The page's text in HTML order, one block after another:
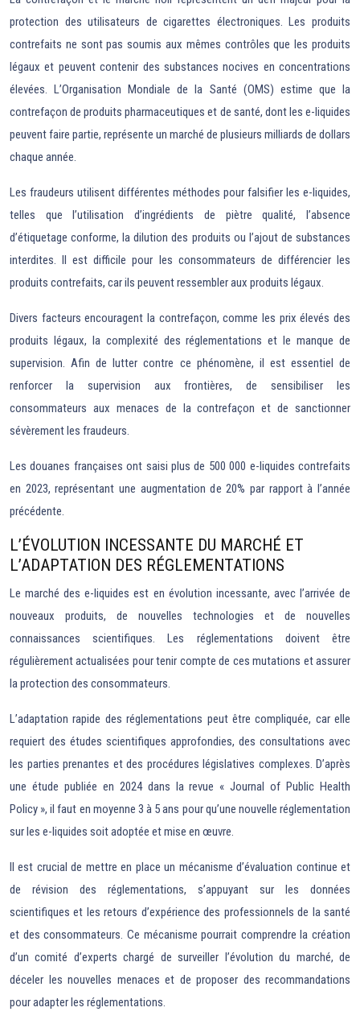
protection des utilisateurs de cigarettes électroniques. Les produits
contrefaits ne sont pas soumis aux mêmes contrôles que les produits
légaux et peuvent contenir des substances nocives en concentrations
élevées. L’Organisation Mondiale de la Santé (OMS) estime que la
contrefaçon de produits pharmaceutiques et de santé, dont les e-liquides
peuvent faire partie, représente un marché de plusieurs milliards de dollars
chaque année.
Les fraudeurs utilisent différentes méthodes pour falsifier les e-liquides,
telles que l’utilisation d’ingrédients de piètre qualité, l’absence
d’étiquetage conforme, la dilution des produits ou l’ajout de substances
interdites. Il est difficile pour les consommateurs de différencier les
produits contrefaits, car ils peuvent ressembler aux produits légaux.
Divers facteurs encouragent la contrefaçon, comme les prix élevés des
produits légaux, la complexité des réglementations et le manque de
supervision. Afin de lutter contre ce phénomène, il est essentiel de
renforcer la supervision aux frontières, de sensibiliser les
consommateurs aux menaces de la contrefaçon et de sanctionner
sévèrement les fraudeurs.
Les douanes françaises ont saisi plus de 500 000 e-liquides contrefaits
en 2023, représentant une augmentation de 20% par rapport à l’année
précédente.
L’ÉVOLUTION INCESSANTE DU MARCHÉ ET
L’ADAPTATION DES RÉGLEMENTATIONS
Le marché des e-liquides est en évolution incessante, avec l’arrivée de
nouveaux produits, de nouvelles technologies et de nouvelles
connaissances scientifiques. Les réglementations doivent être
régulièrement actualisées pour tenir compte de ces mutations et assurer
la protection des consommateurs.
L’adaptation rapide des réglementations peut être compliquée, car elle
requiert des études scientifiques approfondies, des consultations avec
les parties prenantes et des procédures législatives complexes. D’après
une étude publiée en 2024 dans la revue « Journal of Public Health
Policy », il faut en moyenne 3 à 5 ans pour qu’une nouvelle réglementation
sur les e-liquides soit adoptée et mise en œuvre.
Il est crucial de mettre en place un mécanisme d’évaluation continue et
de révision des réglementations, s’appuyant sur les données
scientifiques et les retours d’expérience des professionnels de la santé
et des consommateurs. Ce mécanisme pourrait comprendre la création
d’un comité d’experts chargé de surveiller l’évolution du marché, de
déceler les nouvelles menaces et de proposer des recommandations
pour adapter les réglementations.